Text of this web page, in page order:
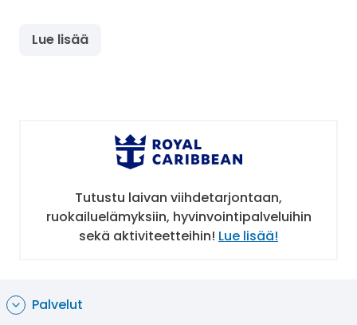
Hot Rocks.
monipuolisella ohjelmalla ja tekemisellä.
Aluksella on esimerkiksi Broadway-tyylisiä
taidehuutokauppa, viininmaistelua sekä
tanssitunteja. Laivalla voi pelata myös biljardia
tai minigolfia sekä seinäkiipeillä.
ikätovereihinsa. Laivalla on myös ikäluokittain
Lue lisää
Tutustu laivan viihdetarjontaan,
ruokailuelämyksiin, hyvinvointipalveluihin
sekä aktiviteetteihin! Lue lisää!
Palvelut